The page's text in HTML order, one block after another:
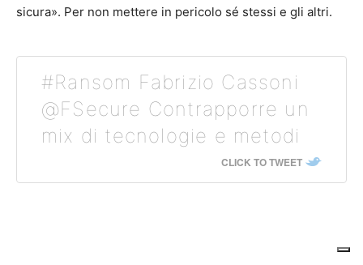
sicura». Per non mettere in pericolo sé stessi e gli altri.
#Ransom Fabrizio Cassoni
@FSecure Contrapporre un
mix di tecnologie e metodi
CLICK TO TWEET